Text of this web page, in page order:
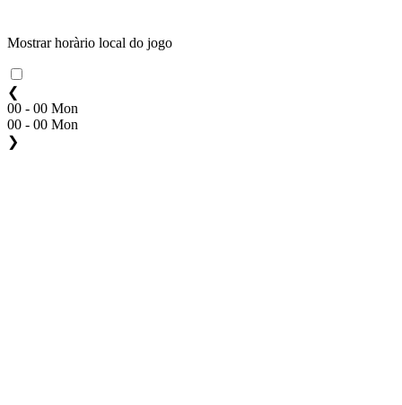
Mostrar horàrio local do jogo
❮
00 - 00 Mon
00 - 00 Mon
❯